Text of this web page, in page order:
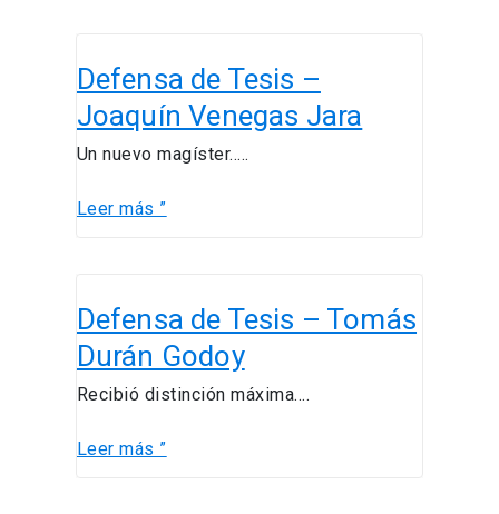
Defensa de Tesis –
Joaquín Venegas Jara
Un nuevo magíster…..
de
Tesis
–
Joaquín
Jara
Leer más ”
Defensa de Tesis – Tomás
Durán Godoy
Recibió distinción máxima….
de
Tesis
–
Tomás
Godoy
Leer más ”